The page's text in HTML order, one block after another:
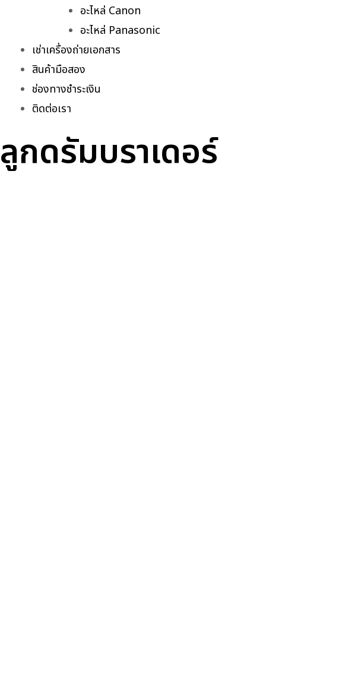
อะไหล่ Canon
อะไหล่ Panasonic
เช่าเครื่องถ่ายเอกสาร
สินค้ามือสอง
ช่องทางชำระเงิน
ติดต่อเรา
ลูกดรัมบราเดอร์